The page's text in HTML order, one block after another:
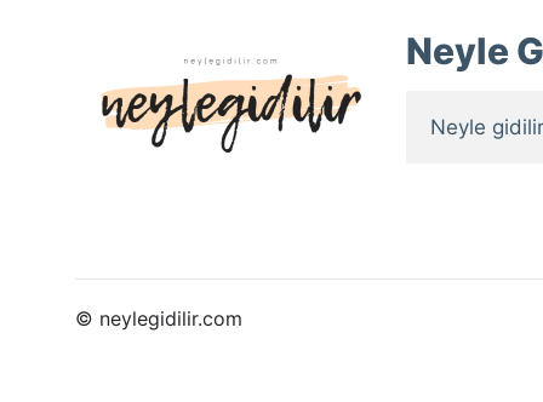
Neyle
Neyle
© neylegidilir.com